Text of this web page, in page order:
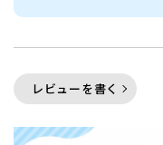
レビューを書く